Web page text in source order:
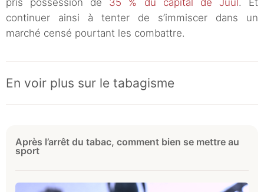
pris possession de 35 % du capital de Juul. Et
continuer ainsi à tenter de s’immiscer dans un
marché censé pourtant les combattre.
En voir plus sur le tabagisme
Après l’arrêt du tabac, comment bien se mettre au
sport